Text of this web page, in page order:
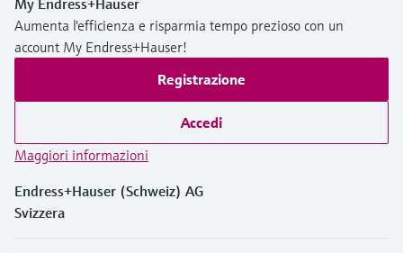
Aumenta l'efficienza e risparmia tempo prezioso con un
account My Endress+Hauser!
Registrazione
Accedi
Maggiori informazioni
Endress+Hauser (Schweiz) AG
Svizzera